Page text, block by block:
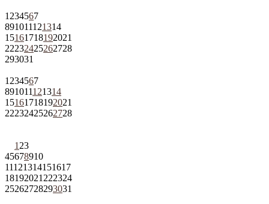
1 234567
891011121314
15161718192021
22232425262728
293031
1 234567
891011121314
15161718192021
22232425262728
1 23
45678910
11121314151617
18192021 222324
25262728293031